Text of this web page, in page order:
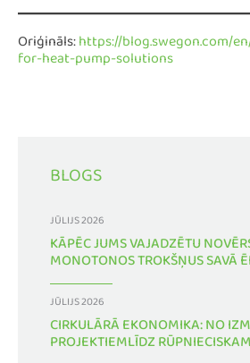
BLOGS
JŪLIJS 2026
KĀPĒC JUMS VAJADZĒTU
MONOTONOS TROKŠŅUS SAVĀ
JŪLIJS 2026
CIRKULĀRĀ EKONOMIKA: NO
PROJEKTIEMLĪDZ
Oriģināls:https://blog.swegon.com/
for-heat-pump-solutions